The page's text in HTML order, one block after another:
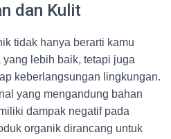
dan Kulit
tidak hanya berarti kamu
lebih baik, tetapi juga
keberlangsungan lingkungan.
yang mengandung bahan
dampak negatif pada
organik dirancang untuk